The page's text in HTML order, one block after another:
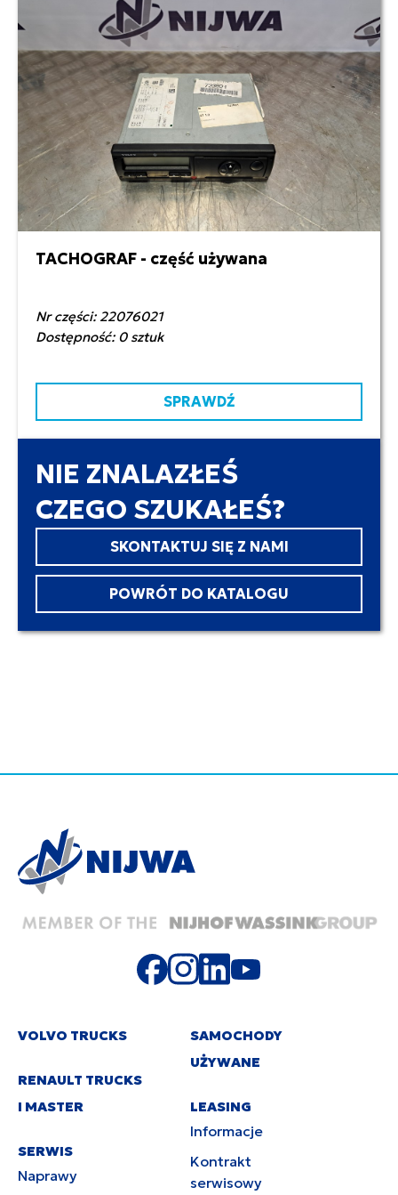
500,00 zł netto
TACHOGRAF - część używana
Nr części: 22076021
Dostępność: 0 sztuk
SPRAWDŹ
NIE ZNALAZŁEŚ
CZEGO SZUKAŁEŚ?
SKONTAKTUJ SIĘ Z NAMI
POWRÓT DO KATALOGU
VOLVO TRUCKS
RENAULT TRUCKS
I MASTER
SERWIS
Naprawy
SAMOCHODY
UŻYWANE
LEASING
Informacje
Kontrakt
serwisowy